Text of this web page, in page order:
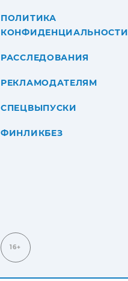
ПОЛИТИКА
КОНФИДЕНЦИАЛЬНОСТИ
РАССЛЕДОВАНИЯ
РЕКЛАМОДАТЕЛЯМ
СПЕЦВЫПУСКИ
ФИНЛИКБЕЗ
16+